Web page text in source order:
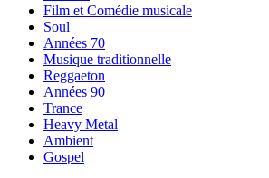
Film et Comédie musicale
Soul
Années 70
Musique traditionnelle
Reggaeton
Années 90
Trance
Heavy Metal
Ambient
Gospel